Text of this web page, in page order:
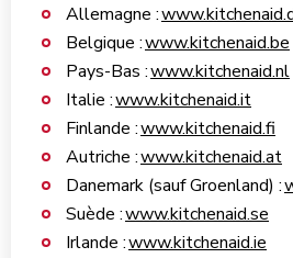
Allemagne :
Belgique :www.kitchenaid.be
Pays-Bas :www.kitchenaid.nl
Italie :www.kitchenaid.it
Finlande :www.kitchenaid.fi
Autriche :www.kitchenaid.at
Danemark (sauf Groenland) :
Suède :www.kitchenaid.se
Irlande :www.kitchenaid.ie